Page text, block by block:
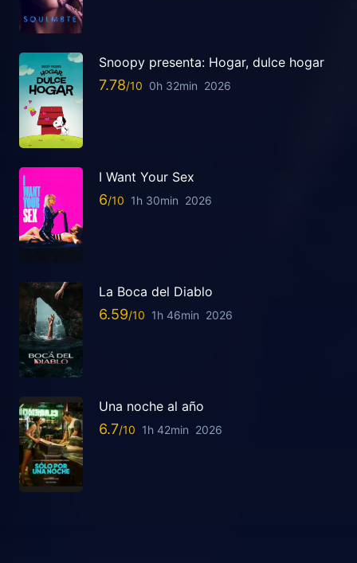
Snoopy presenta: Hogar, dulce hogar
7.78 0h 32min 2026
I Want Your Sex
6 1h 30min 2026
La Boca del Diablo
6.59 1h 46min 2026
Una noche al año
6.7 1h 42min 2026